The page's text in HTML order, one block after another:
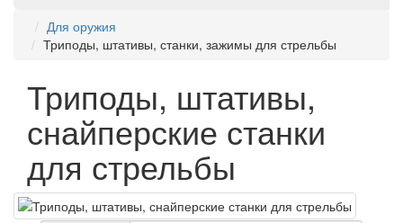
Для оружия
Триподы, штативы, станки, зажимы для стрельбы
Триподы, штативы,
снайперские станки
для стрельбы